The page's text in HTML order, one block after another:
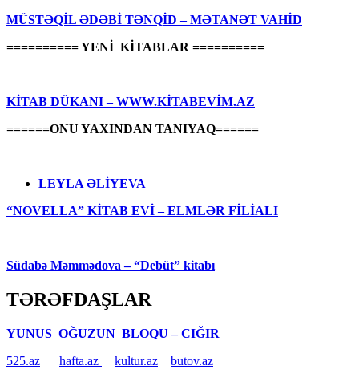
MÜSTƏQİL ƏDƏBİ TƏNQİD – MƏTANƏT VAHİD
========== YENİ KİTABLAR ==========
KİTAB DÜKANI – WWW.KİTABEVİM.AZ
======ONU YAXINDAN TANIYAQ======
LEYLA ƏLİYEVA
“NOVELLA” KİTAB EVİ – ELMLƏR FİLİALI
Südabə Məmmədova – “Debüt” kitabı
TƏRƏFDAŞLAR
YUNUS OĞUZUN BLOQU – CIĞIR
525.az
hafta.az kultur.az
butov.az